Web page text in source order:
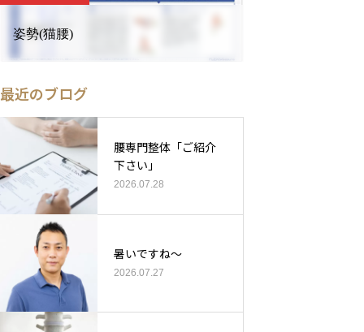
姿勢(猫腰)
最近のブログ
腰専門整体「ご紹介
下さい」
2026.07.28
暑いですね〜
2026.07.27